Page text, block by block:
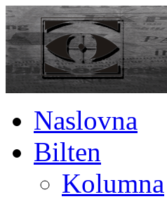
Naslovna
Bilten
Kolumna